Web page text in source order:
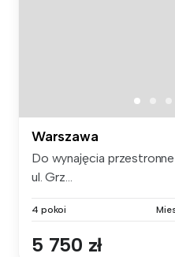
Warszawa
Do wynajęcia
ul. Grz...
4 pokoi
5 750 zł